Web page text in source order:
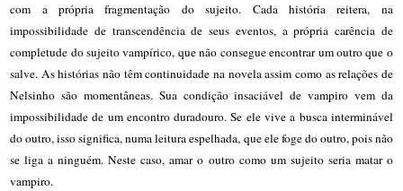
com a própria fragmentação do sujeito. Cada história reitera, na
impossibilidade de transcendência de seus eventos, a própria carência de
completude do sujeito vampírico, que não consegue encontrar um outro que o
salve. As histórias não têm continuidade na novela assim como as relações de
Nelsinho são momentâneas. Sua condição insaciável de vampiro vem da
impossibilidade de um encontro duradouro. Se ele vive a busca interminável
do outro, isso significa, numa leitura espelhada, que ele foge do outro, pois não
se liga a ninguém. Neste caso, amar o outro como um sujeito seria matar o
vampiro.